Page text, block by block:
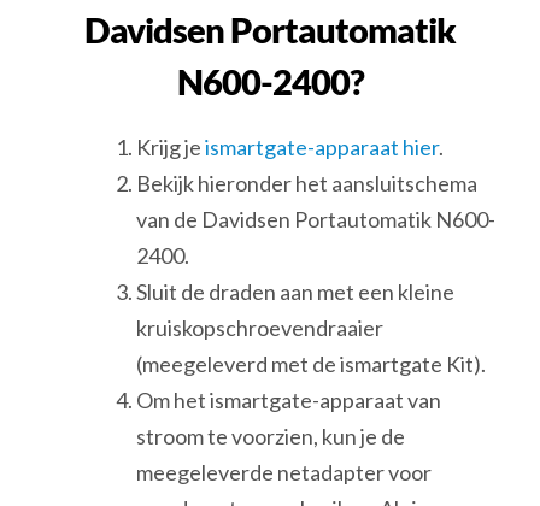
Davidsen Portautomatik
N600-2400?
Krijg jeismartgate-apparaat hier.
Bekijk hieronder het aansluitschema
van de Davidsen Portautomatik N600-
2400.
Sluit de draden aan met een kleine
kruiskopschroevendraaier
(meegeleverd met de ismartgate Kit).
Om het ismartgate-apparaat van
stroom te voorzien, kun je de
meegeleverde netadapter voor